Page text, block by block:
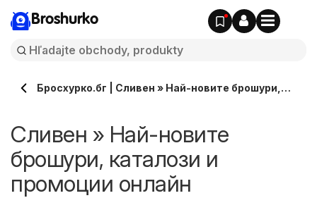
Broshurko
Бросхурко.бг | Сливен » Най-новите брошури,
Сливен » Най-новите
брошури, каталози и
промоции онлайн